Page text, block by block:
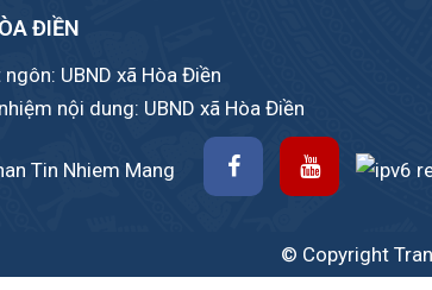
ĐIỀN
UBND xã Hòa Điền
nội dung: UBND xã Hòa Điền
© Copyright